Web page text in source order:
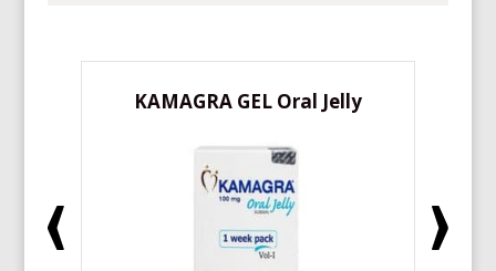
KAMAGRA GEL Oral Jelly